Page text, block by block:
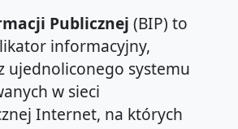
Publicznej (BIP) to
informacyjny,
ujednoliconego systemu
w sieci
Internet, na których